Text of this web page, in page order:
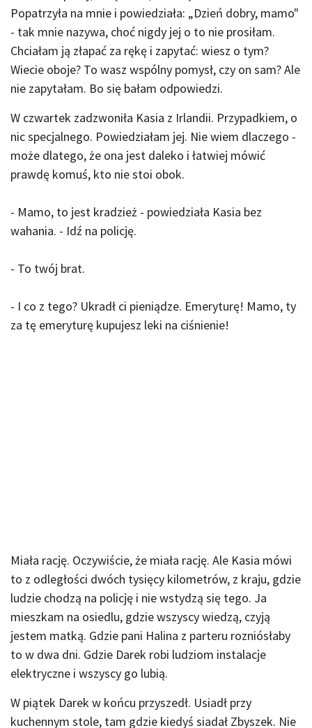
Popatrzyła na mnie i powiedziała: „Dzień dobry, mamo"
- tak mnie nazywa, choć nigdy jej o to nie prosiłam.
Chciałam ją złapać za rękę i zapytać: wiesz o tym?
Wiecie oboje? To wasz wspólny pomysł, czy on sam? Ale
nie zapytałam. Bo się bałam odpowiedzi.
W czwartek zadzwoniła Kasia z Irlandii. Przypadkiem, o
nic specjalnego. Powiedziałam jej. Nie wiem dlaczego -
może dlatego, że ona jest daleko i łatwiej mówić
prawdę komuś, kto nie stoi obok.
- Mamo, to jest kradzież - powiedziała Kasia bez
wahania. - Idź na policję.
- To twój brat.
- I co z tego? Ukradł ci pieniądze. Emeryturę! Mamo, ty
za tę emeryturę kupujesz leki na ciśnienie!
Miała rację. Oczywiście, że miała rację. Ale Kasia mówi
to z odległości dwóch tysięcy kilometrów, z kraju, gdzie
ludzie chodzą na policję i nie wstydzą się tego. Ja
mieszkam na osiedlu, gdzie wszyscy wiedzą, czyją
jestem matką. Gdzie pani Halina z parteru rozniósłaby
to w dwa dni. Gdzie Darek robi ludziom instalacje
elektryczne i wszyscy go lubią.
W piątek Darek w końcu przyszedł. Usiadł przy
kuchennym stole, tam gdzie kiedyś siadał Zbyszek. Nie